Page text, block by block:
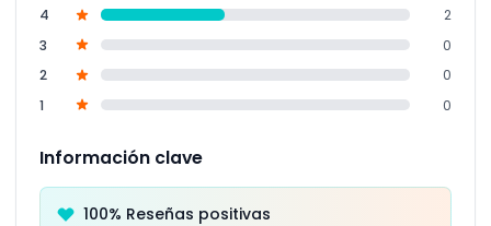
4
2
3
0
2
0
1
0
Información clave
100% Reseñas positivas